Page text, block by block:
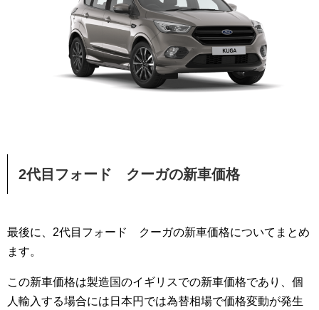
2代目フォード クーガの新車価格
最後に、2代目フォード クーガの新車価格についてまとめ
ます。
この新車価格は製造国のイギリスでの新車価格であり、個
人輸入する場合には日本円では為替相場で価格変動が発生